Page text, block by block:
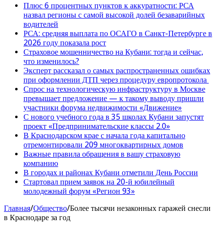
Плюс 6 процентных пунктов к аккуратности: РСА
назвал регионы с самой высокой долей безаварийных
водителей
РСА: средняя выплата по ОСАГО в Санкт-Петербурге в
2026 году показала рост
Страховое мошенничество на Кубани: тогда и сейчас,
что изменилось?
Эксперт рассказал о самых распространенных ошибках
при оформлении ДТП через процедуру европротокола
Спрос на технологическую инфраструктуру в Москве
превышает предложение — к такому выводу пришли
участники форума недвижимости «Движение»
С нового учебного года в 35 школах Кубани запустят
проект «Предпринимательские классы 2.0»
В Краснодарском крае с начала года капитально
отремонтировали 209 многоквартирных домов
Важные правила обращения в вашу страховую
компанию
В городах и районах Кубани отметили День России
Стартовал прием заявок на 20-й юбилейный
молодежный форум «Регион 93»
Главная/Общество/Более тысячи незаконных гаражей снесли
в Краснодаре за год